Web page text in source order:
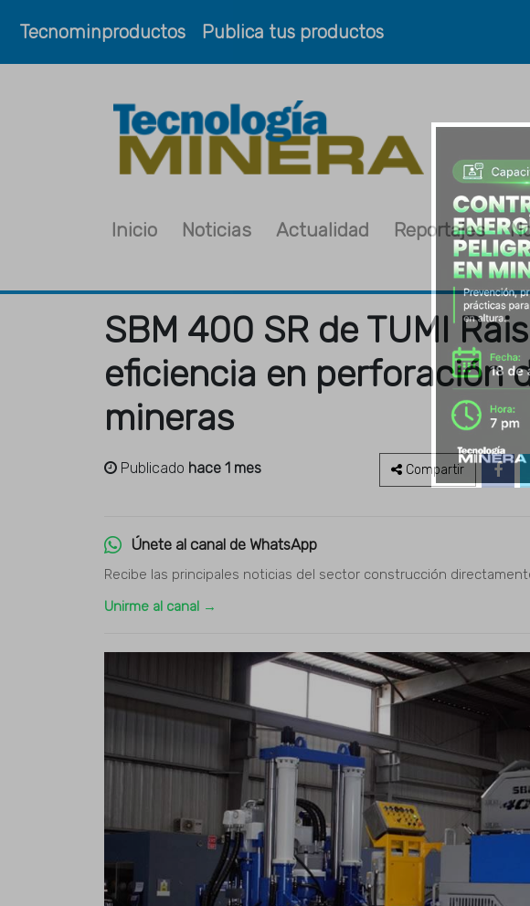
Tecnominproductos Publica tus productos
Inicio Noticias Actualidad Reportajes
SBM 400 SR de TUMI
eficiencia en perforación
mineras
Publicado hace 1 mes Compartir
Únete al canal de WhatsApp
Recibe las principales noticias del sector construcción
Unirme al canal →